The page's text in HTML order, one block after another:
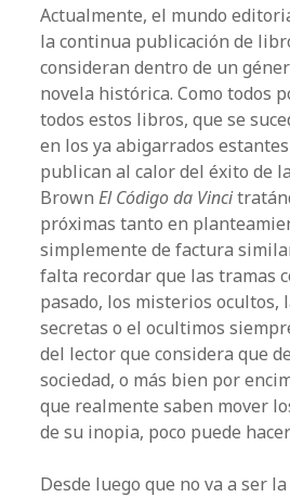
Actualmente, el mundo
la continua publicación de
consideran dentro de un
novela histórica. Como todos
todos estos libros, que se
en los ya abigarrados
publican al calor del éxito de
BrownEl Código da Vinci
próximas tanto en
simplemente de factura
falta recordar que las tramas
pasado, los misterios ocultos,
secretas o el ocultimos
del lector que considera que
sociedad, o más bien por
que realmente saben mover
de su inopia, poco puede
Desde luego que no va a ser